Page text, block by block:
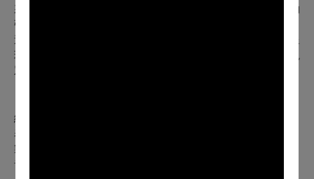
來是最初的那個孩子，那曾經對這世界充滿好奇與信任卻不夠
強壯的自己，正等著被原諒。
這個演出，採詭譎和荒謬的風格，並運用戲劇小丑和偶戲來呈
現。嘗試達到在探討性創傷的議題時，能夠將距離拉遠，讓觀
眾可免於被壓迫，更看清楚其心路歷程。
編導｜吳思瑞
表演者｜吳思瑞、吳詩婷、魏伶娟
製偶師｜高振庭
音效執行｜周芯慈